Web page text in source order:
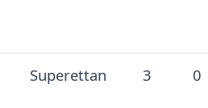
Superettan 3 0